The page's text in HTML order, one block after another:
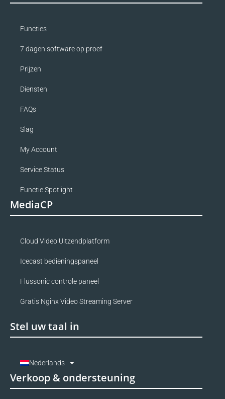
Functies
7 dagen software op proef
Prijzen
Diensten
FAQs
Slag
My Account
Service Status
Functie Spotlight
MediaCP
Cloud Video Uitzendplatform
Icecast bedieningspaneel
Flussonic controle paneel
Gratis Nginx Video Streaming Server
Stel uw taal in
Nederlands
Verkoop & ondersteuning